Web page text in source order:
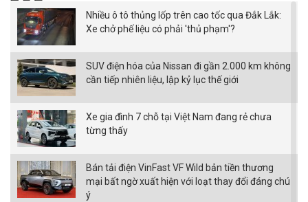
Nhiều ô tô thủng lốp trên cao tốc qua Đắk Lắk:
Xe chở phế liệu có phải 'thủ phạm'?
SUV điện hóa của Nissan đi gần 2.000 km không
cần tiếp nhiên liệu, lập kỷ lục thế giới
Xe gia đình 7 chỗ tại Việt Nam đang rẻ chưa
từng thấy
Bán tải điện VinFast VF Wild bản tiền thương
mại bất ngờ xuất hiện với loạt thay đổi đáng chú
ý